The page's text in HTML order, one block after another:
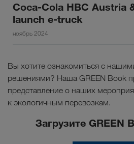
Coca-Cola HBC Austria
launch e-truck
ноябрь 2024
Вы хотите ознакомиться с
решениями? Наша GREEN Book
представление о наших
к экологичным перевозкам.
Загрузите GREEN